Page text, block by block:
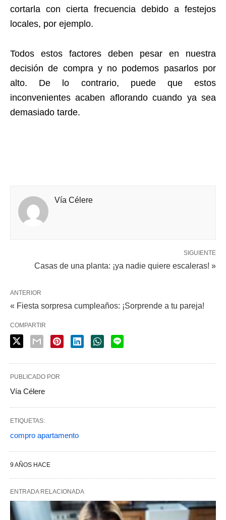
cortarla con cierta frecuencia debido a festejos
locales, por ejemplo.
Todos estos factores deben pesar en nuestra
decisión de compra y no podemos pasarlos por
alto. De lo contrario, puede que estos
inconvenientes acaben aflorando cuando ya sea
demasiado tarde.
Vía Célere
SIGUIENTE
Casas de una planta: ¡ya nadie quiere escaleras! »
ANTERIOR
« Fiesta sorpresa cumpleaños: ¡Sorprende a tu pareja!
COMPARTIR
PUBLICADO POR
Vía Célere
ETIQUETAS:
compro apartamento
9 AÑOS HACE
ENTRADA RELACIONADA